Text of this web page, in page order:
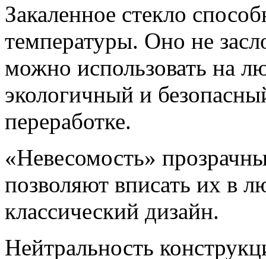
Закаленное стекло
температуры. Оно не
можно использовать на
экологичный и
переработке.
«Невесомость»
позволяют вписать их в
классический дизайн.
Нейтральность